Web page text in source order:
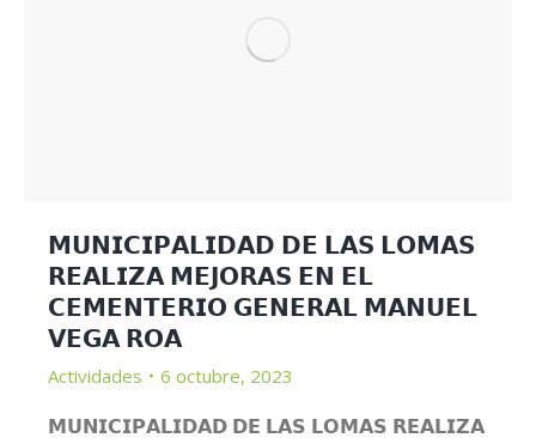
𝗠𝗨𝗡𝗜𝗖𝗜𝗣𝗔𝗟𝗜𝗗𝗔𝗗 𝗗𝗘 𝗟𝗔𝗦 𝗟𝗢𝗠𝗔𝗦
𝗥𝗘𝗔𝗟𝗜𝗭𝗔 𝗠𝗘𝗝𝗢𝗥𝗔𝗦 𝗘𝗡 𝗘𝗟
𝗖𝗘𝗠𝗘𝗡𝗧𝗘𝗥𝗜𝗢 𝗚𝗘𝗡𝗘𝗥𝗔𝗟 𝗠𝗔𝗡𝗨𝗘𝗟
𝗩𝗘𝗚𝗔 𝗥𝗢𝗔
Actividades 6 octubre, 2023
𝗠𝗨𝗡𝗜𝗖𝗜𝗣𝗔𝗟𝗜𝗗𝗔𝗗 𝗗𝗘 𝗟𝗔𝗦 𝗟𝗢𝗠𝗔𝗦 𝗥𝗘𝗔𝗟𝗜𝗭𝗔